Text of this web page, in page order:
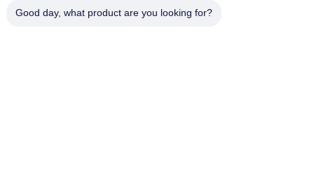
Good day, what product are you looking for?